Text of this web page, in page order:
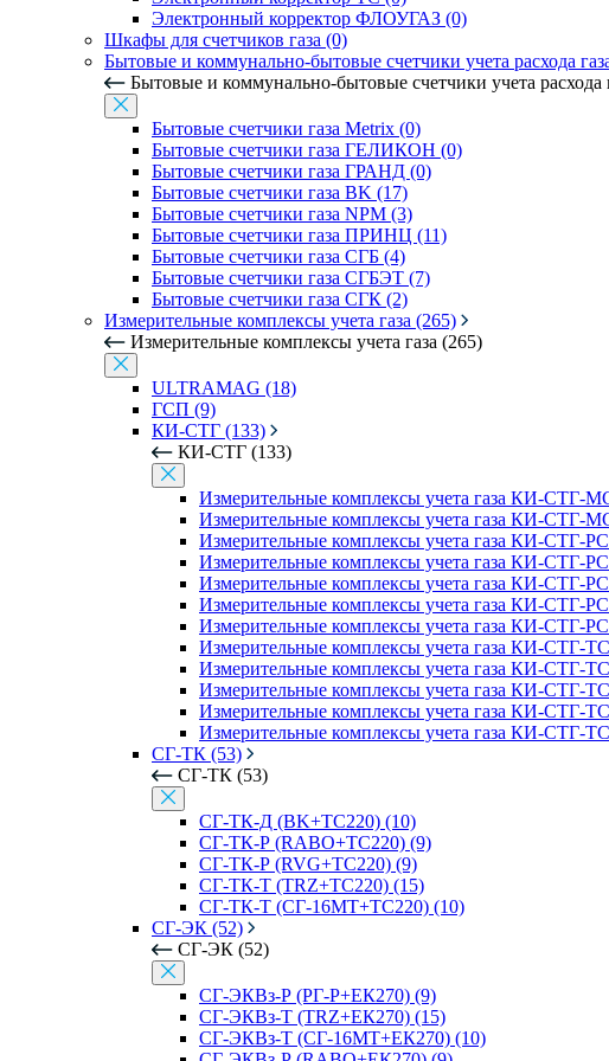
Электронный корректор ФЛОУГАЗ (0)
Шкафы для счетчиков газа (0)
Бытовые и коммунально-бытовые счетчики учета расхода
Бытовые и коммунально-бытовые счетчики учета расхода
Бытовые счетчики газа Metrix (0)
Бытовые счетчики газа ГЕЛИКОН (0)
Бытовые счетчики газа ГРАНД (0)
Бытовые счетчики газа BK (17)
Бытовые счетчики газа NPM (3)
Бытовые счетчики газа ПРИНЦ (11)
Бытовые счетчики газа СГБ (4)
Бытовые счетчики газа СГБЭТ (7)
Бытовые счетчики газа СГК (2)
Измерительные комплексы учета газа (265)
Измерительные комплексы учета газа (265)
ULTRAMAG (18)
ГСП (9)
КИ-СТГ (133)
КИ-СТГ (133)
Измерительные комплексы учета газа КИ-СТГ-
Измерительные комплексы учета газа КИ-СТГ-
Измерительные комплексы учета газа КИ-СТГ-
Измерительные комплексы учета газа КИ-СТГ-
Измерительные комплексы учета газа КИ-СТГ-
Измерительные комплексы учета газа КИ-СТГ-
Измерительные комплексы учета газа КИ-СТГ-
Измерительные комплексы учета газа КИ-СТГ-
Измерительные комплексы учета газа КИ-СТГ-
Измерительные комплексы учета газа КИ-СТГ-
Измерительные комплексы учета газа КИ-СТГ-
Измерительные комплексы учета газа КИ-СТГ-
СГ-ТК (53)
СГ-ТК (53)
СГ-ТК-Д (BK+ТС220) (10)
СГ-ТК-Р (RABO+ТС220) (9)
СГ-ТК-Р (RVG+ТС220) (9)
СГ-ТК-Т (TRZ+ТС220) (15)
СГ-ТК-Т (СГ-16МТ+ТС220) (10)
СГ-ЭК (52)
СГ-ЭК (52)
СГ-ЭКВз-Р (РГ-Р+ЕК270) (9)
СГ-ЭКВз-Т (TRZ+ЕК270) (15)
СГ-ЭКВз-Т (СГ-16МТ+ЕК270) (10)